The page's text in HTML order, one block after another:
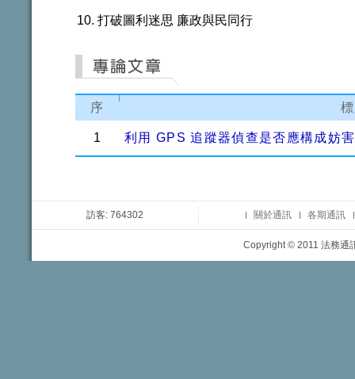
打破圖利迷思 廉政與民同行
序
1 利用 GPS 追蹤器偵查是否應構成妨
訪客: 764302 關於通訊 各期通訊
Copyright © 2011 法務